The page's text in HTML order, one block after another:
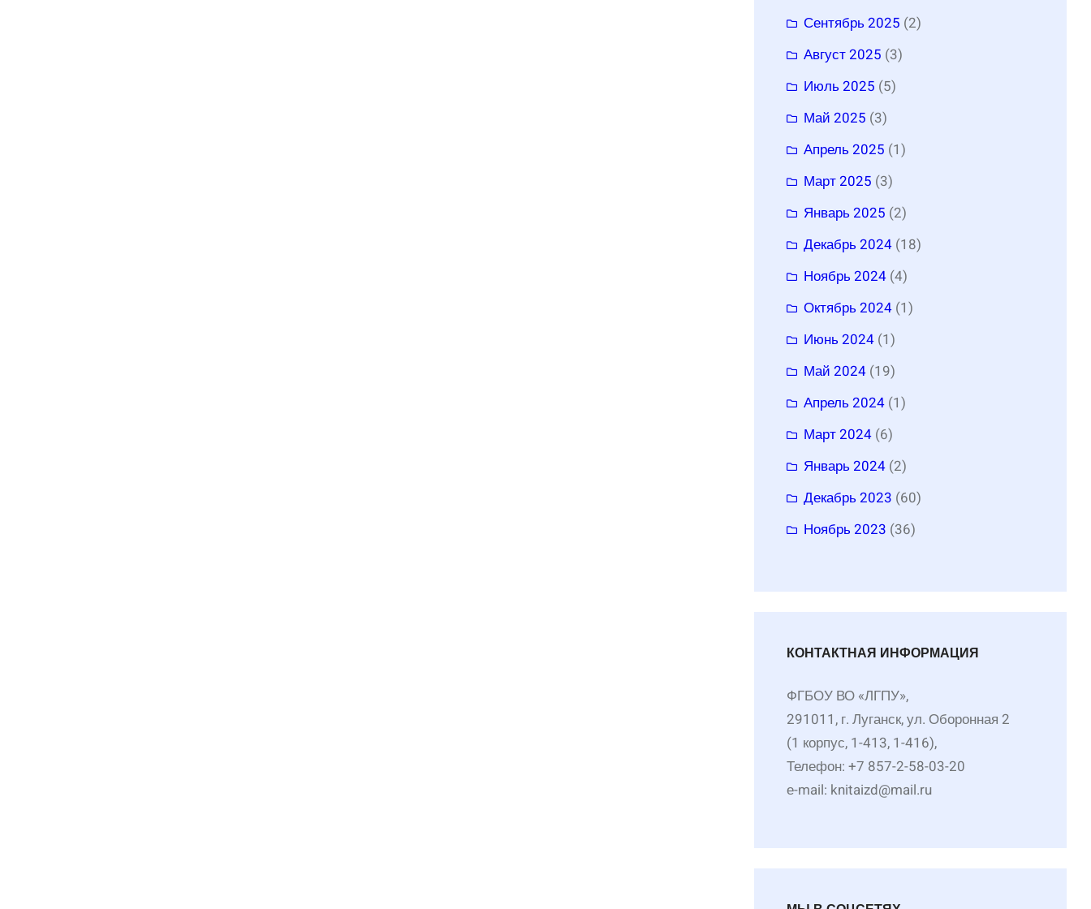
Сентябрь 2025 (2)
Август 2025 (3)
Июль 2025 (5)
Май 2025 (3)
Апрель 2025 (1)
Март 2025 (3)
Январь 2025 (2)
Декабрь 2024(18)
Ноябрь 2024(4)
Октябрь 2024(1)
Июнь 2024(1)
Май 2024(19)
Апрель 2024(1)
Март 2024(6)
Январь 2024(2)
Декабрь 2023 (60)
Ноябрь 2023 (36)
КОНТАКТНАЯ ИНФОРМАЦИЯ
ФГБОУ ВО «ЛГПУ»,
291011, г. Луганск, ул. Оборонная 2
(1 корпус, 1-413, 1-416),
Телефон: +7 857-2-58-03-20
е-mail: knitaizd@mail.ru